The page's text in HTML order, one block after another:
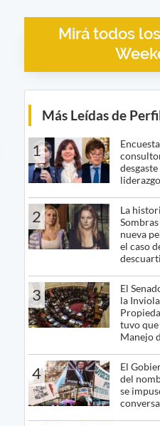
Mirá todos
Más Leídas de
1
2
La
nueva
el caso
3
El
la
tuvo que
Manejo
4
El
del
se